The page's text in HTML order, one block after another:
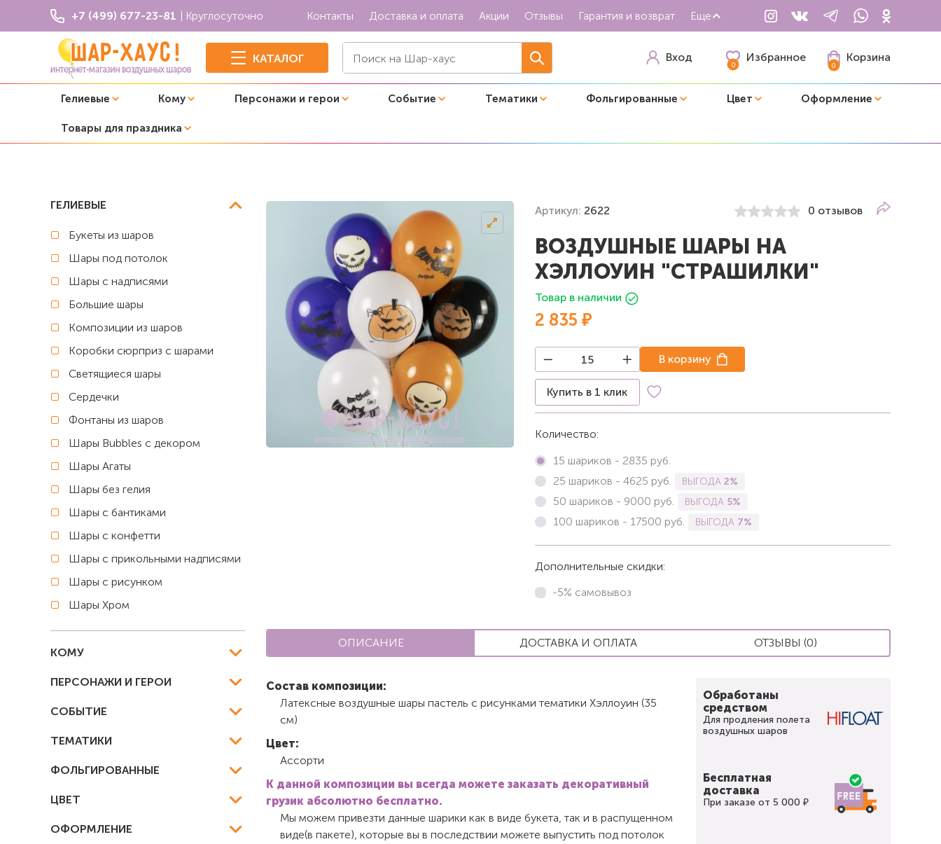
+7 (499) 677-23-81 | Круглосуточно Контакты Доставка и оплата Акции Отзывы Гарантия и возврат Еще
КАТАЛОГ Вход
0
Избранное
0
Корзина
Гелиевые Кому Персонажи и герои Событие Тематики Фольгированные Цвет Оформление
Товары для праздника
Хэллоуин Воздушные шары на Хэллоуин "Страшилки"
ГЕЛИЕВЫЕ
Букеты из шаров
Шары под потолок
Шары с надписями
Большие шары
Композиции из шаров
Коробки сюрприз с шарами
Светящиеся шары
Сердечки
Фонтаны из шаров
Шары Bubbles с декором
Шары Агаты
Шары без гелия
Шары с бантиками
Шары с конфетти
Шары с прикольными надписями
Шары с рисунком
Шары Хром
КОМУ
ПЕРСОНАЖИ И ГЕРОИ
СОБЫТИЕ
ТЕМАТИКИ
ФОЛЬГИРОВАННЫЕ
ЦВЕТ
ОФОРМЛЕНИЕ
Артикул: 2622 0 отзывов
ВОЗДУШНЫЕ ШАРЫ НА
ХЭЛЛОУИН "СТРАШИЛКИ"
Товар в наличии
2 835 ₽
Купить в 1 клик
В корзину
Количество:
15 шариков - 2835 руб.
25 шариков - 4625 руб. ВЫГОДА 2%
50 шариков - 9000 руб. ВЫГОДА 5%
100 шариков - 17500 руб. ВЫГОДА 7%
Дополнительные скидки:
-5% самовывоз
ОПИСАНИЕ ДОСТАВКА И ОПЛАТА ОТЗЫВЫ (0)
Состав композиции:
Латексные воздушные шары пастель с рисунками тематики Хэллоуин (35
см)
Цвет:
Ассорти
К данной композиции вы всегда можете заказать декоративный
грузик абсолютно бесплатно.
Мы можем привезти данные шарики как в виде букета, так и в распущенном
виде(в пакете), которые вы в последствии можете выпустить под потолок
Обработаны
средством
Для продления полета
воздушных шаров
Бесплатная
доставка
При заказе от 5 000 ₽